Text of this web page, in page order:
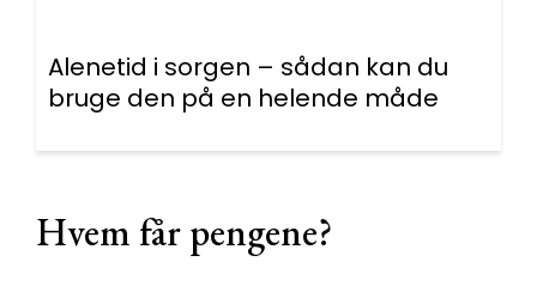
Alenetid i sorgen – sådan kan du
bruge den på en helende måde
Hvem får pengene?